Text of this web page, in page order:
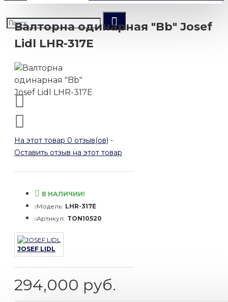
Валторна одинарная "Bb" Josef
Lidl LHR-317E
На этот товар 0 отзыв(ов) -
Оставить отзыв на этот товар
294,000 руб.
В НАЛИЧИИ!
Модель: LHR-317E
Артикул: TON10520
JOSEF LIDL